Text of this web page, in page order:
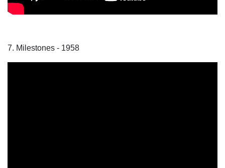
7. Milestones - 1958